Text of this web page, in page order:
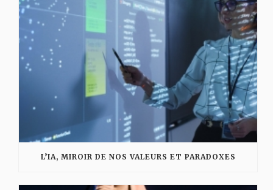
L’IA, MIROIR DE NOS VALEURS ET PARADOXES